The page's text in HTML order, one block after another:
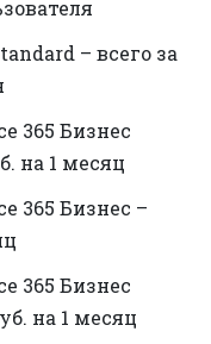
– всего за
365 Бизнес
на 1 месяц
365 Бизнес –
365 Бизнес
на 1 месяц